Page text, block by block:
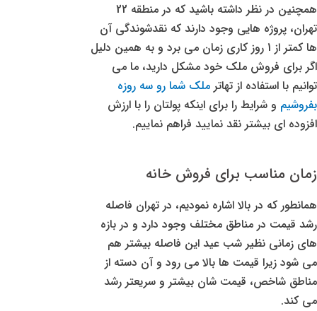
همچنین در نظر داشته باشید که در منطقه 22
تهران، پروژه هایی وجود دارند که نقدشوندگی آن
ها کمتر از 1 روز کاری زمان می برد و به همین دلیل
اگر برای فروش ملک خود مشکل دارید، ما می
توانیم با استفاده از تهاتر ملک شما رو سه روزه
بفروشیم و شرایط را برای اینکه پولتان را با ارزش
افزوده ای بیشتر نقد نمایید فراهم نماییم.
زمان مناسب برای فروش خانه
همانطور که در بالا اشاره نمودیم، در تهران فاصله
رشد قیمت در مناطق مختلف وجود دارد و در بازه
های زمانی نظیر شب عید این فاصله بیشتر هم
می شود زیرا قیمت ها بالا می رود و آن دسته از
مناطق شاخص، قیمت شان بیشتر و سریعتر رشد
می کند.